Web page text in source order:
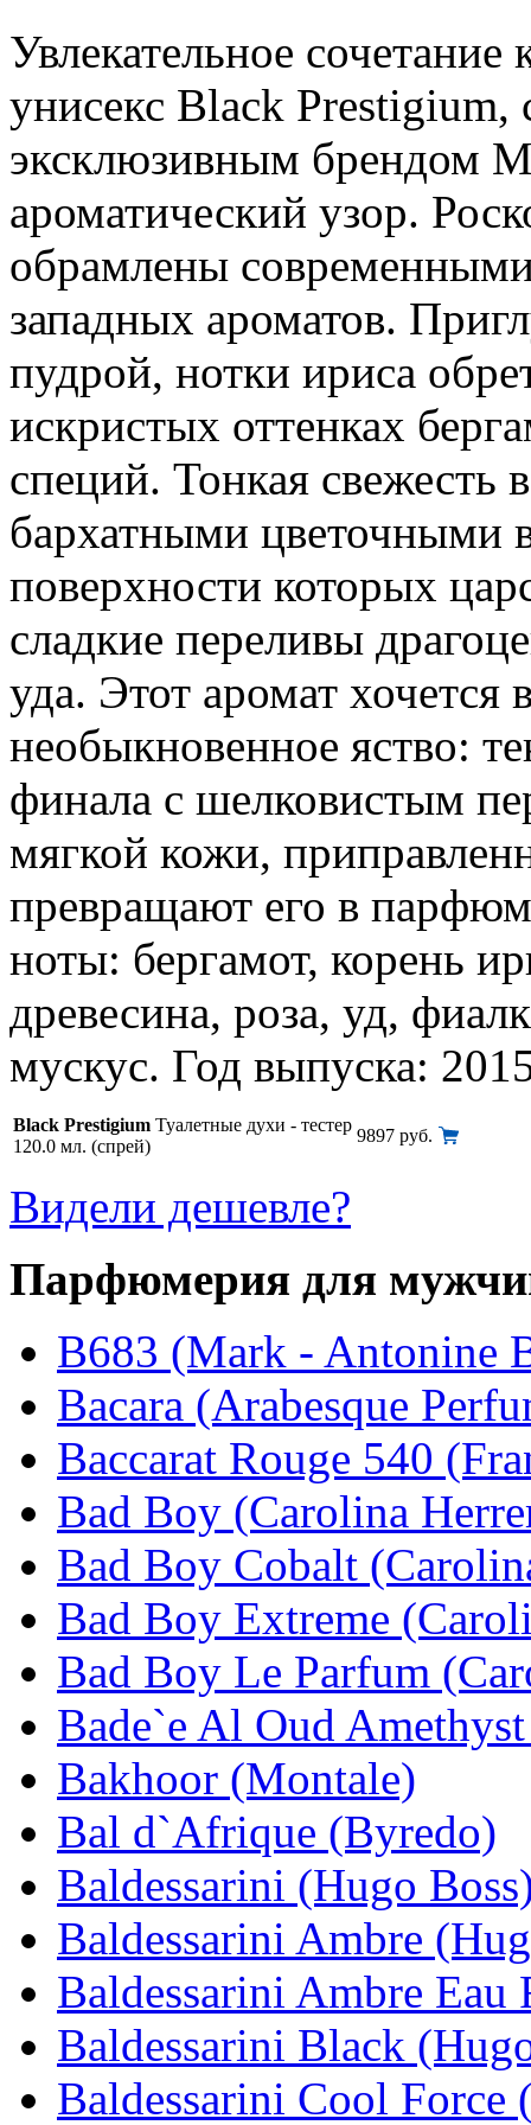
Увлекательное
унисекс Black
эксклюзивным брендом
ароматический узор.
обрамлены
западных ароматов.
пудрой, нотки ириса
искристых оттенках
специй. Тонкая свежесть
бархатными цветочными
поверхности которых
сладкие переливы
уда. Этот аромат хочется
необыкновенное яство:
финала с шелковистым
мягкой кожи,
превращают его в
ноты: бергамот, корень
древесина, роза, уд,
мускус. Год выпуска:
Black Prestigium Туалетные духи - тестер
120.0 мл. (спрей)
9897 руб.
Видели дешевле?
Парфюмерия для
B683 (Mark - Antonine
Bacara (Arabesque
Baccarat Rouge 540
Bad Boy (Carolina
Bad Boy Cobalt
Bad Boy Extreme
Bad Boy Le Parfum
Bade`e Al Oud
Bakhoor (Montale)
Bal d`Afrique (Byredo)
Baldessarini (Hugo
Baldessarini Ambre
Baldessarini Ambre Eau
Baldessarini Black
Baldessarini Cool Force